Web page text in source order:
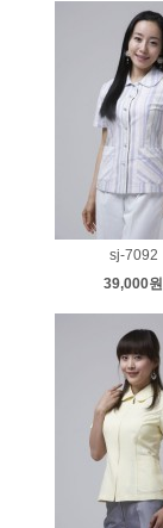
sj-7092
39,000원